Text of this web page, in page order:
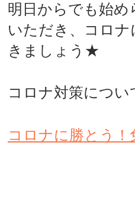
明日からでも始め
いただき、コロ
きましょう★
コロナ対策につ
コロナに勝とう！